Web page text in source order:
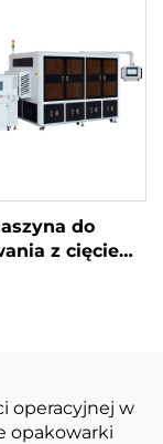
do
z cięciem
operacyjnej w
opakowarki